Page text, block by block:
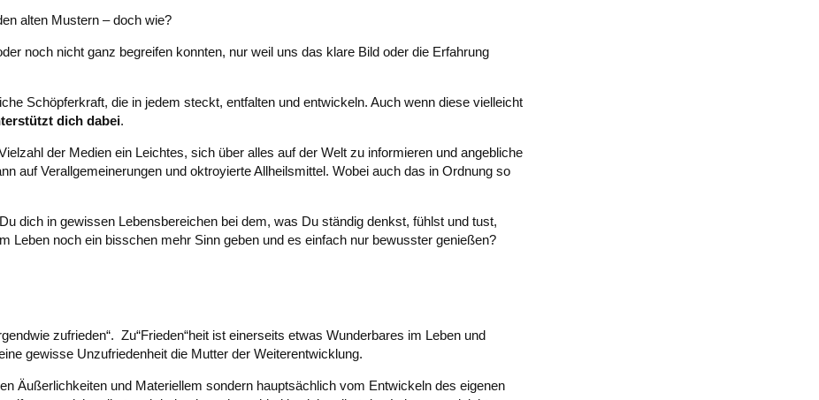
alten Mustern – doch wie?
noch nicht ganz begreifen konnten, nur weil uns das klare Bild oder die Erfahrung
Schöpferkraft, die in jedem steckt, entfalten und entwickeln. Auch wenn diese vielleicht
dich dabei.
der Medien ein Leichtes, sich über alles auf der Welt zu informieren und angebliche
auf Verallgemeinerungen und oktroyierte Allheilsmittel. Wobei auch das in Ordnung so
dich in gewissen Lebensbereichen bei dem, was Du ständig denkst, fühlst und tust,
Leben noch ein bisschen mehr Sinn geben und es einfach nur bewusster genießen?
zufrieden“. Zu“Frieden“heit ist einerseits etwas Wunderbares im Leben und
gewisse Unzufriedenheit die Mutter der Weiterentwicklung.
Äußerlichkeiten und Materiellem sondern hauptsächlich vom Entwickeln des eigenen